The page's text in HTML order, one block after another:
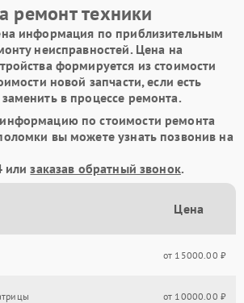
ремонт техники
информация по приблизительным
неисправностей. Цена на
формируется из стоимости
новой запчасти, если есть
в процессе ремонта.
по стоимости ремонта
вы можете узнать позвонив на
илизаказав обратный звонок.
Цена
от 15000.00 ₽
от 10000.00 ₽